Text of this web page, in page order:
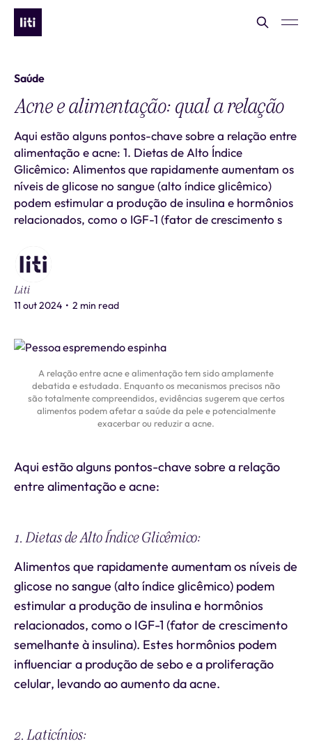
Saúde
Acne e alimentação: qual a relação
Aqui estão alguns pontos-chave sobre a relação entre
alimentação e acne: 1. Dietas de Alto Índice
Glicêmico: Alimentos que rapidamente aumentam os
níveis de glicose no sangue (alto índice glicêmico)
podem estimular a produção de insulina e hormônios
relacionados, como o IGF-1 (fator de crescimento s
Liti
11 out 2024 • 2 min read
A relação entre acne e alimentação tem sido amplamente
debatida e estudada. Enquanto os mecanismos precisos não
são totalmente compreendidos, evidências sugerem que certos
alimentos podem afetar a saúde da pele e potencialmente
exacerbar ou reduzir a acne.
Aqui estão alguns pontos-chave sobre a relação
entre alimentação e acne:
1. Dietas de Alto Índice Glicêmico:
Alimentos que rapidamente aumentam os níveis de
glicose no sangue (alto índice glicêmico) podem
estimular a produção de insulina e hormônios
relacionados, como o IGF-1 (fator de crescimento
semelhante à insulina). Estes hormônios podem
influenciar a produção de sebo e a proliferação
celular, levando ao aumento da acne.
2. Laticínios: